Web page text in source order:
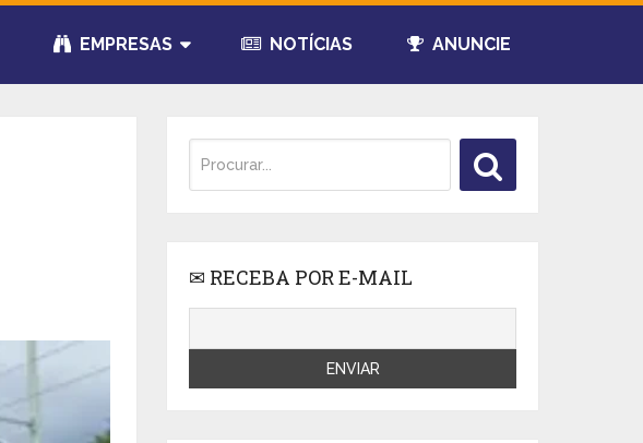
EMPRESAS NOTÍCIAS ANUNCIE
✉ RECEBA POR E-MAIL